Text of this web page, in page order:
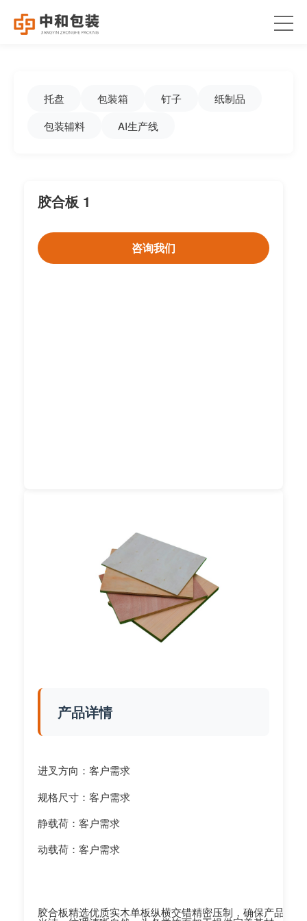
托盘 包装箱 钉子
纸制品
包装辅料
AI生产线
产品详情
进叉方向：客户需求
规格尺寸：客户需求
静载荷：客户需求
动载荷：客户需求
胶合板精选优质实木单板纵横交错精密压制，确保产品芯
胶合板 1
咨询我们